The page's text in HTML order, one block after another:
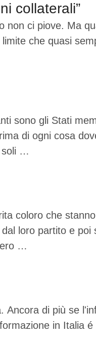
collaterali”
ci piove. Ma
che quasi
sono gli Stati
di ogni cosa
soli …
coloro che
loro partito e
…
di più se
in Italia